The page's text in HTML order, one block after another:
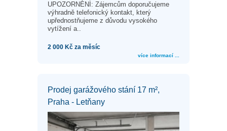
UPOZORNĚNÍ: Zájemcům doporučujeme
výhradně telefonický kontakt, který
upřednostňujeme z důvodu vysokého
vytížení a..
2 000 Kč za měsíc
více informací ...
Prodej garážového stání 17 m²,
Praha - Letňany